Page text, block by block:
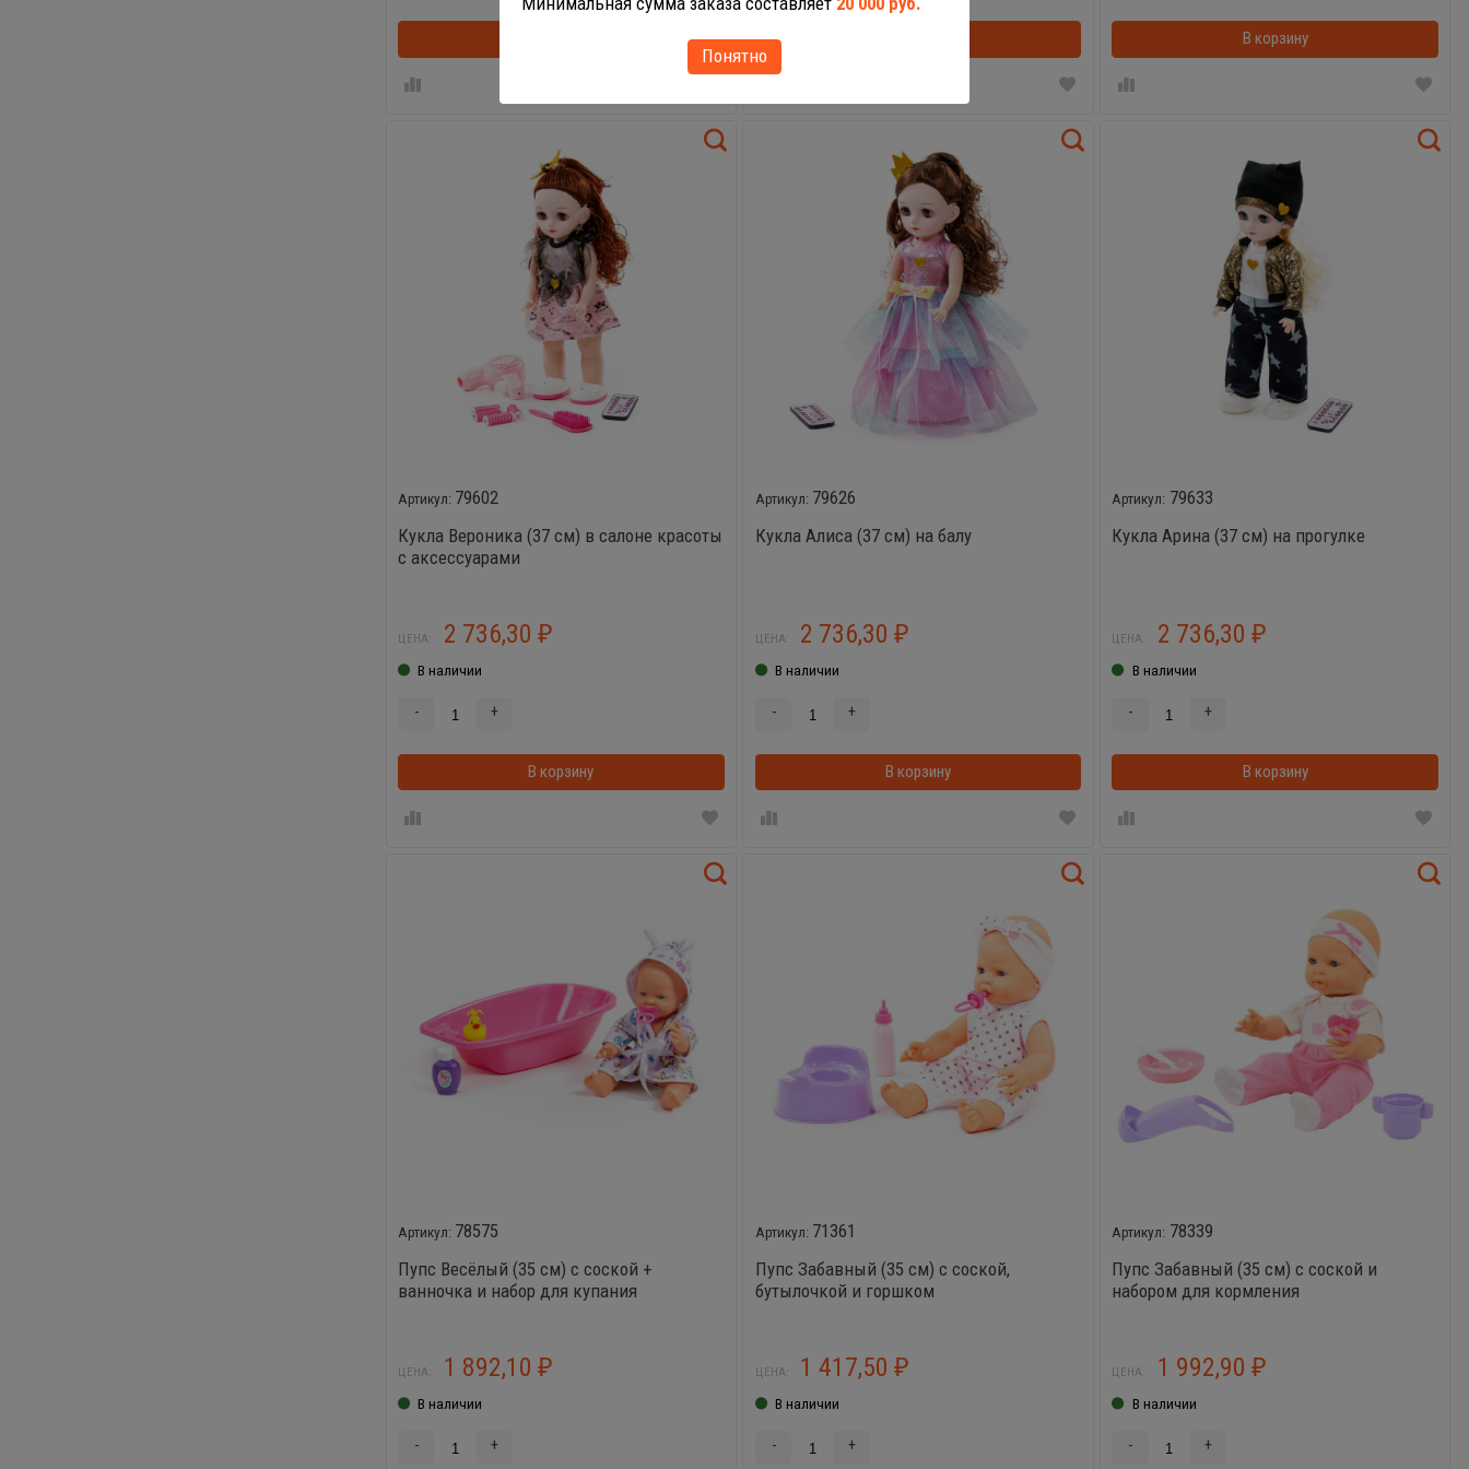
В корзинке
В корзину
79602
Кукла Вероника (37 см) в салоне красоты
с аксессуарами
ЦЕНА: 2 736,30 ₽
В наличии
- +
В корзину В корзинке
79626
Кукла Алиса (37 см) на балу
ЦЕНА: 2 736,30₽
В наличии
- +
В корзину В корзинке
79633
Кукла Арина (37 см) на прогулке
ЦЕНА: 2 736,30 ₽
В наличии
- +
В корзину
78575
Пупс Весёлый (35 см) с соской +
ванночка и набор для купания
ЦЕНА: 1 892,10 ₽
В наличии
- +
71361
Пупс Забавный (35 см) с соской,
бутылочкой и горшком
ЦЕНА: 1 417,50₽
В наличии
- +
78339
Пупс Забавный (35 см) с соской и
набором для кормления
ЦЕНА: 1 992,90 ₽
В наличии
- +
Понятно